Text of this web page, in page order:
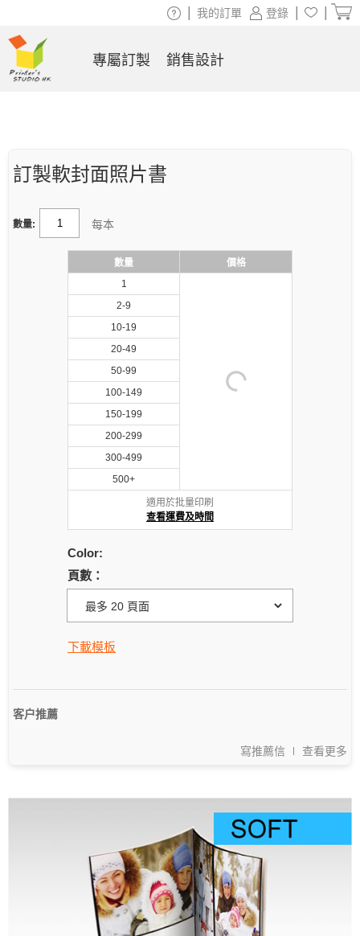
訂製軟封面照片書
數量: 每本
數量
價格
1
2-9
10-19
20-49
50-99
100-149
150-199
200-299
300-499
500+
適用於批量印刷
查看運費及時間
Color:
頁數：
下載模板
客户推薦
寫推薦信 查看更多
登錄
我的訂單
專屬訂製 銷售設計